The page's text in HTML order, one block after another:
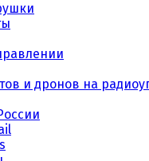
и дронов на